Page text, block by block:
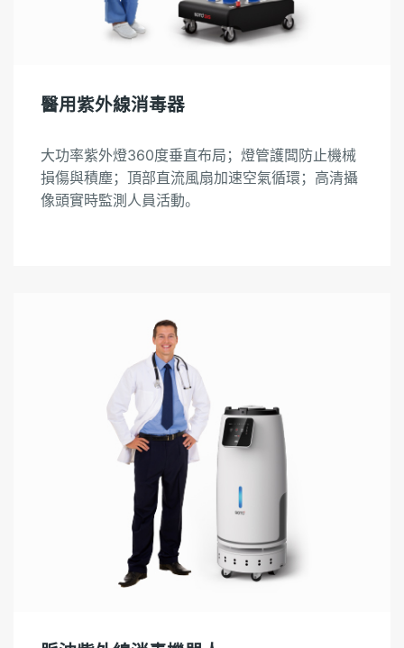
醫用紫外線消毒器
大功率紫外燈360度垂直布局；燈管護闆防止機械
損傷與積塵；頂部直流風扇加速空氣循環；高清攝
像頭實時監測人員活動。